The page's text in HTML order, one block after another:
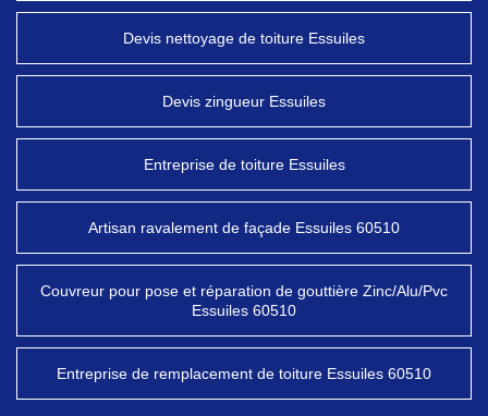
Devis nettoyage de toiture Essuiles
Devis zingueur Essuiles
Entreprise de toiture Essuiles
Artisan ravalement de façade Essuiles 60510
Couvreur pour pose et réparation de gouttière Zinc/Alu/Pvc
Essuiles 60510
Entreprise de remplacement de toiture Essuiles 60510